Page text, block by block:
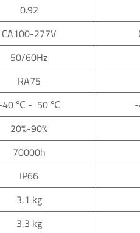
0.92
CA100-277V
50/60Hz
RA75
℃ - 50 ℃
20%-90%
70000h
IP66
3,1 kg
3,3 kg